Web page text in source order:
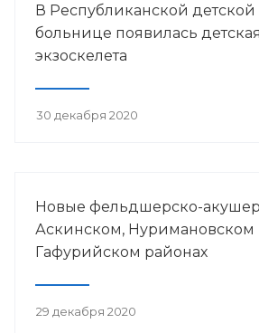
В Республиканской
больнице появилась
экзоскелета
30 декабря 2020
Новые фельдшерско-
Аскинском, Нуримановском
Гафурийском районах
29 декабря 2020